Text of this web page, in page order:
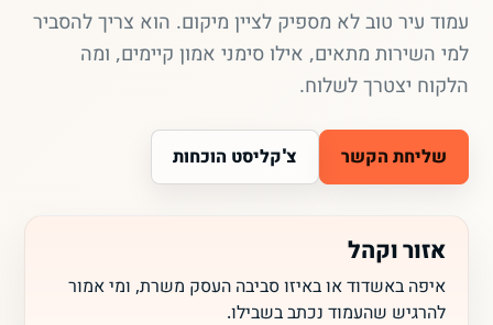
עמוד עיר טוב לא מספיק לציין מיקום. הוא צריך להסביר
למי השירות מתאים, אילו סימני אמון קיימים, ומה
הלקוח יצטרך לשלוח.
שליחת הקשר צ'קליסט הוכחות
אזור וקהל
איפה באשדוד או באיזו סביבה העסק משרת, ומי אמור
להרגיש שהעמוד נכתב בשבילו.